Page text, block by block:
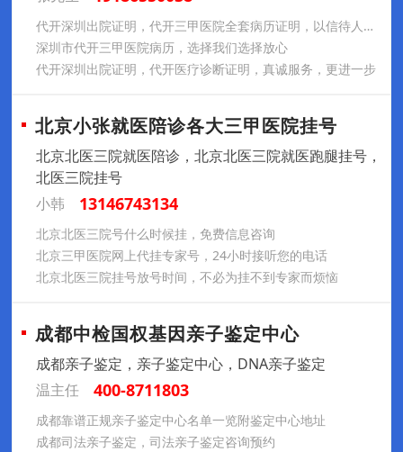
代开深圳出院证明，代开三甲医院全套病历证明，以信待人，利益双赢
深圳市代开三甲医院病历，选择我们选择放心
代开深圳出院证明，代开医疗诊断证明，真诚服务，更进一步
北京小张就医陪诊各大三甲医院挂号
北京北医三院就医陪诊，北京北医三院就医跑腿挂号，
北医三院挂号
小韩
13146743134
北京北医三院号什么时候挂，免费信息咨询
北京三甲医院网上代挂专家号，24小时接听您的电话
北京北医三院挂号放号时间，不必为挂不到专家而烦恼
成都中检国权基因亲子鉴定中心
成都亲子鉴定，亲子鉴定中心，DNA亲子鉴定
温主任
400-8711803
成都靠谱正规亲子鉴定中心名单一览附鉴定中心地址
成都司法亲子鉴定，司法亲子鉴定咨询预约